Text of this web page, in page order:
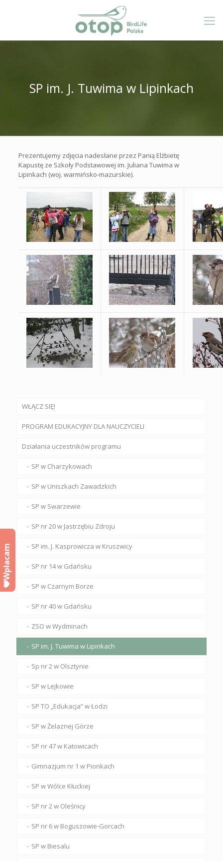
SP im. J. Tuwima w Lipinkach
Prezentujemy zdjęcia nadesłane przez Panią Elżbietę
Kapustę ze Szkoły Podstawowej im. Juliana Tuwima w
Lipinkach (woj. warmińsko-mazurskie).
WŁĄCZ SIĘ!
PROGRAM EDUKACYJNY DLA NAUCZYCIELI
Działania uczestników programu
SP w Charzykowach
SP w Uniszkach Zawadzkich
SP w Swarzewie
SP nr 20 w Jastrzębiu Zdroju
SP im. J. Kasprowicza w Kruszwicy
SP nr 14 w Gdańsku
SP w Czarnym Borze
SP nr 40 w Gdańsku
ZSO w Wydminach
SP im. J. Tuwima w Lipinkach
Sp nr 2 w Olsztynie
SP w Lejkowie
SP TO „Edukacja” w Łodzi
SP w Żelaznej Górze
SP nr 47 w Katowicach
Gimnazjum nr 1 w Pionkach
SP w Wólce Kłuckiej
SP nr 2 w Oleśnicy
SP nr 6 w Boguszowie-Gorcach
SP w Biesalu
Wpłacam